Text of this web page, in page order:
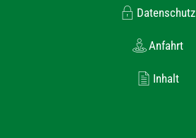
Datenschutz
Anfahrt
Inhalt